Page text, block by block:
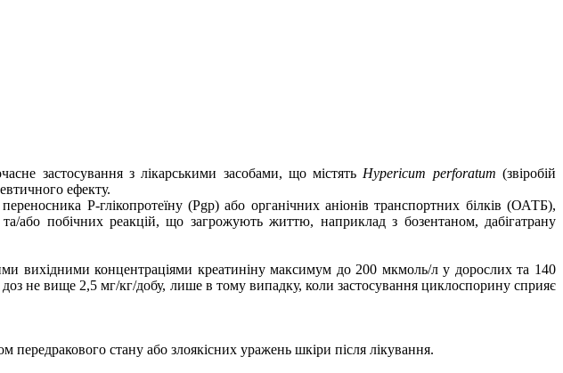
застосування з лікарськими засобами, що містять Hypericum perforatum (звіробій
ефекту.
Р-глікопротеїну (Pgp) або органічних аніонів транспортних білків (ОАТБ),
або побічних реакцій, що загрожують життю, наприклад з бозентаном, дабігатрану
вихідними концентраціями креатиніну максимум до 200 мкмоль/л у дорослих та 140
не вище 2,5 мг/кг/добу, лише в тому випадку, коли застосування циклоспорину сприяє
передракового стану абозлоякіснихуражень шкіри після лікування.